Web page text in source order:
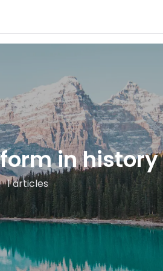
in history
1 articles